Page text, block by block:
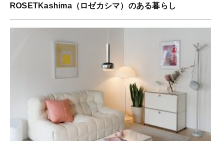
ROSETKashima（ロゼカシマ）のある暮らし